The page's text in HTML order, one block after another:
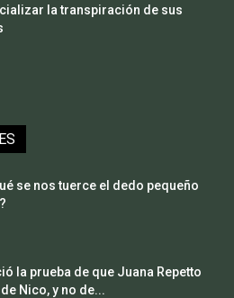
la transpiración de sus
se nos tuerce el dedo pequeño
la prueba de que Juana Repetto
Nico, y no de...